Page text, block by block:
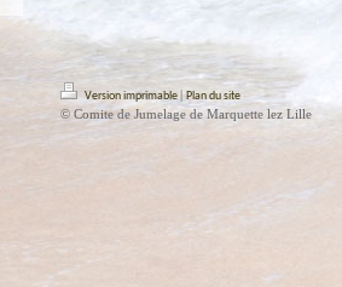
Version imprimable| Plan du site
© Comite de Jumelage de Marquette lez Lille